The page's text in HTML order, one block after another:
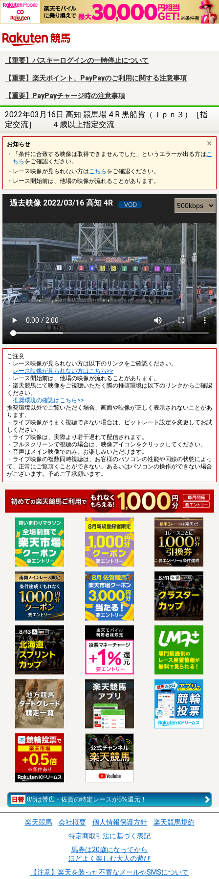
【重要】パスキーログインの一時停止について
【重要】楽天ポイント、PayPayのご利用に関する注意事項
【重要】PayPayチャージ時の注意事項
2022年03月16日 高知 競馬場 4 R 黒船賞（Ｊｐｎ３）［指
定交流］ ４歳以上指定交流
お知らせ
・「条件に合致する映像は取得できませんでした」というエラーが出る方は こ
ちら をご確認ください。
・レース映像が見られない方は こちら をご確認ください。
・レース開始前は、他場の映像が流れることがあります。
過去映像 2022/03/16 高知 4R
ご注意
・レース映像が見られない方は以下のリンクをご確認ください。
レース映像が見られない方はこちら>>
・レース開始前は、他場の映像が流れることがあります。
・楽天競馬にて映像をご視聴いただく際の推奨環境は以下のリンクからご確認
ください。
推奨環境の確認はこちら>>
推奨環境以外でご覧いただく場合、画面や映像が正しく表示されないことがあ
ります。
・ライブ映像がうまく視聴できない場合は、ビットレート設定を変更してお試
しください。
・ライブ映像は、実際より若干遅れて配信されます。
・フルスクリーンで視聴の場合は、映像アイコンをクリックしてください。
・音声はメイン映像でのみ、お楽しみいただけます。
・ライブ映像の複数同時視聴は、お客様のパソコンの性能や回線の状態によっ
て、正常にご覧頂くことができない、あるいはパソコンの操作ができない場合
がございます。予めご了承願います。
8/8は帯広・佐賀の特定レースが5%還元！
楽天競馬 会社概要 個人情報保護方針
楽天競馬規約
特定商取引法に基づく表記
馬券は20歳になってから
ほどよく楽しむ大人の遊び
【注意】楽天を装った不審なメールやSMSについて